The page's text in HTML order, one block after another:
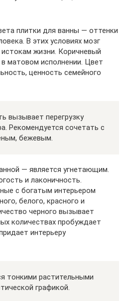
плитки для ванны — оттенки
В этих условиях мозг
жизни. Коричневый
матовом исполнении. Цвет
ценность семейного
вызывает перегрузку
Рекомендуется сочетать с
бежевым.
— является угнетающим.
и лаконичность.
с богатым интерьером
белого, красного и
черного вызывает
количествах пробуждает
интерьеру
тонкими растительными
графикой.